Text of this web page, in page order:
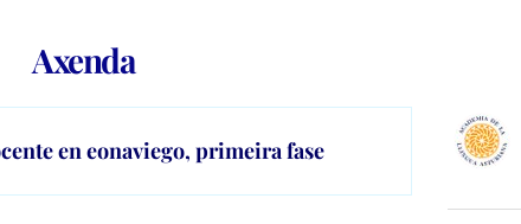
Axenda
en eonaviego, primeira fase